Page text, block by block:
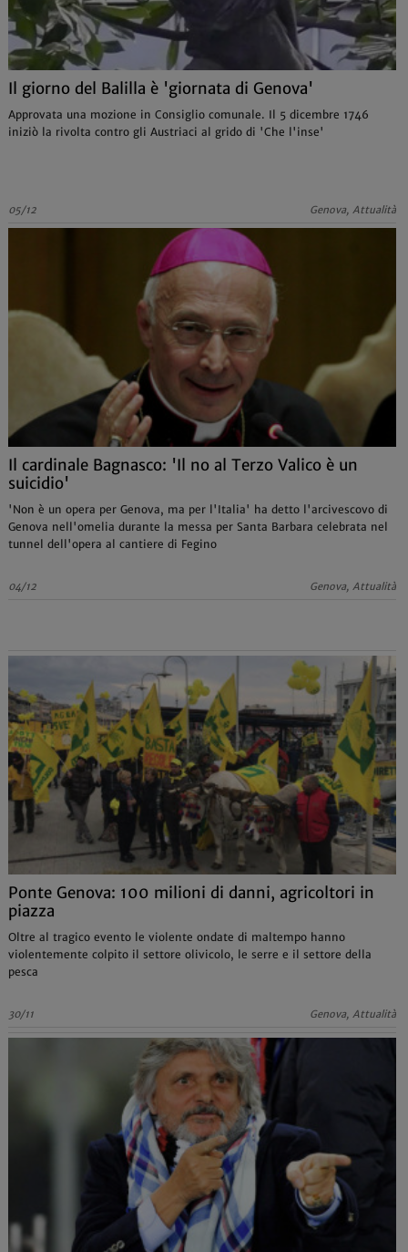
Il giorno del Balilla è 'giornata di Genova'
Approvata una mozione in Consiglio comunale. Il 5 dicembre 1746
iniziò la rivolta contro gli Austriaci al grido di 'Che l'inse'
05/12 Genova, Attualità
Il cardinale Bagnasco: 'Il no al Terzo Valico è un
suicidio'
'Non è un opera per Genova, ma per l'Italia' ha detto l'arcivescovo di
Genova nell'omelia durante la messa per Santa Barbara celebrata nel
tunnel dell'opera al cantiere di Fegino
04/12 Genova, Attualità
Ponte Genova: 100 milioni di danni, agricoltori in
piazza
Oltre al tragico evento le violente ondate di maltempo hanno
violentemente colpito il settore olivicolo, le serre e il settore della
pesca
30/11 Genova, Attualità